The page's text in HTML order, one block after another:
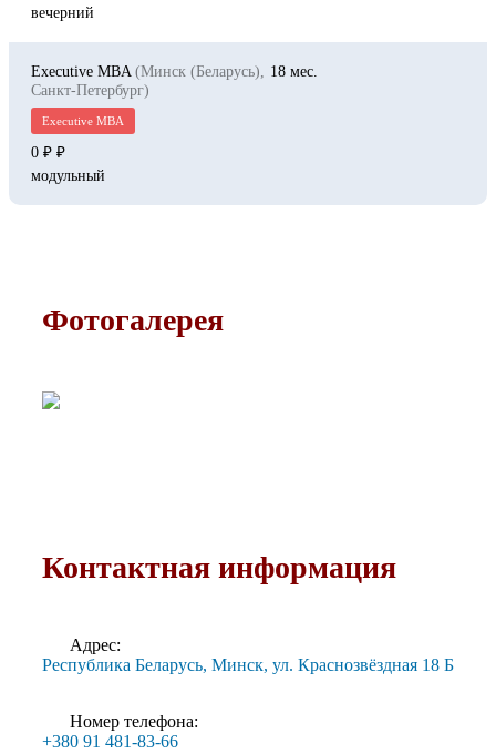
вечерний
Executive MBA (Минск (Беларусь),
Санкт-Петербург)
Executive MBA
модульный
18
0 ₽
Фотогалерея
Контактная информация
Адрес:
Республика Беларусь, Минск, ул. Краснозвёздная 18 Б
Номер телефона:
+380 91 481-83-66